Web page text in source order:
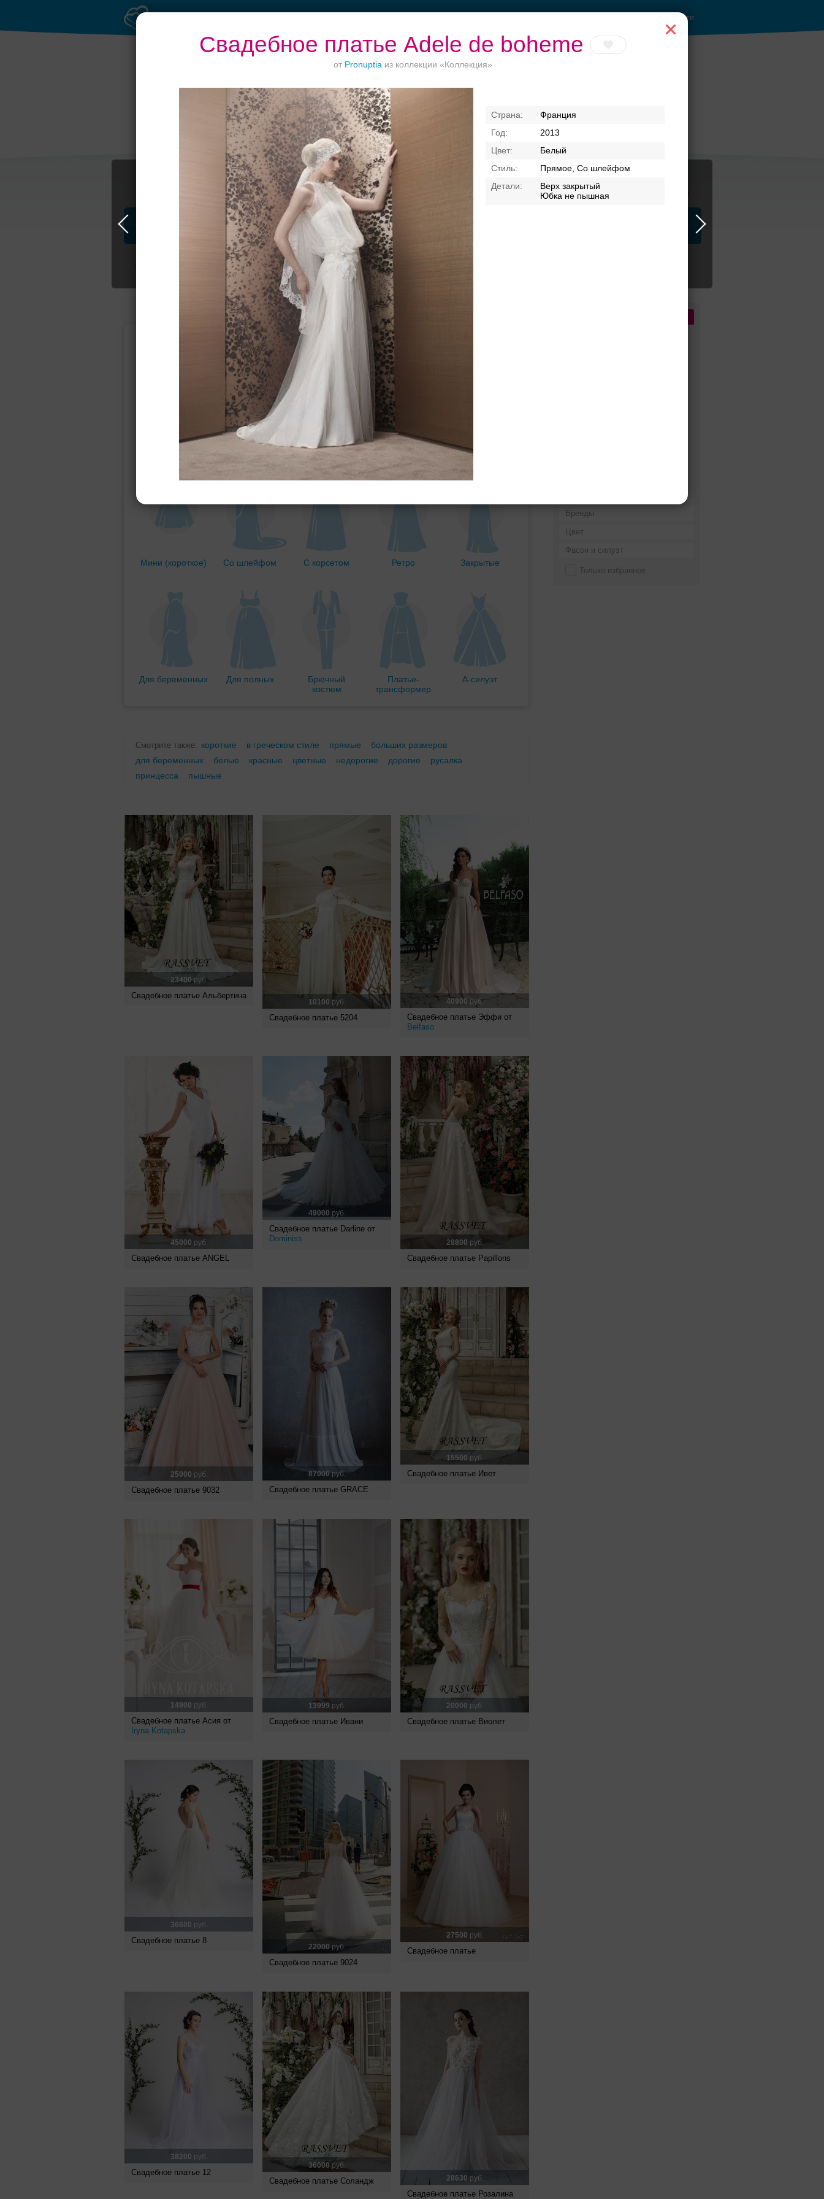
Свадебное платье Adele de boheme
от Pronuptia из коллекции «Коллекция»
Франция
2013
Белый
Прямое, Со шлейфом
Верх закрытый
Юбка не пышная
Войти
Ваш безупречный
образ
Журнал
Профессионалы и услуги Свадебные платья Банкет
Бренды
Цвет
Фасон и силуэт
Только избранное
Свадебные платья
Подбор свадебного платья
По стилю
Ампир
Прямое Русалка Принцесса Бальное
Мини (короткое) Со шлейфом С корсетом Ретро Закрытые
Для беременных Для полных
Брючный
костюм
Платье-
трансформер
А-силуэт
Смотрите также: короткие в греческом стиле прямые
больших размеров
для беременных
белые красные цветные недорогие дорогие
русалка
принцесса
пышные
23400руб.
Свадебное платье Альбертина
10100 руб.
Свадебное платье 5204
40900руб.
Свадебное платье Эффи от
Belfaso
45000 руб.
Свадебное платье ANGEL
49000 руб.
Свадебное платье Darline от
Dominiss
28800 руб.
Свадебное платье Papillons
25000 руб.
Свадебное платье 9032
87000руб.
Свадебное платье GRACE
15500 руб.
Свадебное платье Ивет
14900 руб.
Свадебное платье Асия от
Iryna Kotapska
13999 руб.
Свадебное платье Ивани
20000 руб.
Свадебное платье Виолет
36600 руб.
Свадебное платье 8
22000руб.
Свадебное платье 9024
27500 руб.
Свадебное платье
38200 руб.
Свадебное платье 12
36000 руб.
Свадебное платье Соландж 28630 руб.
Свадебное платье Розалина